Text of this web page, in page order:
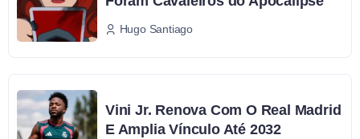
Hugo Santiago
Vini Jr. Renova Com O Real Madrid
E Amplia Vínculo Até 2032